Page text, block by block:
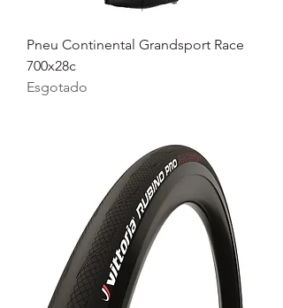
Pneu Continental Grandsport Race
700x28c
Esgotado